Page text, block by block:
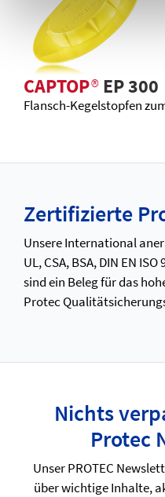
CAPTOP®EP 300
Flansch-Kegelstopfen
Zertifizierte
Unsere International
UL, CSA, BSA, DIN EN
sind ein Beleg für das
Protec
Nichts
Protec
Unser PROTEC
über wichtige Inhalte,